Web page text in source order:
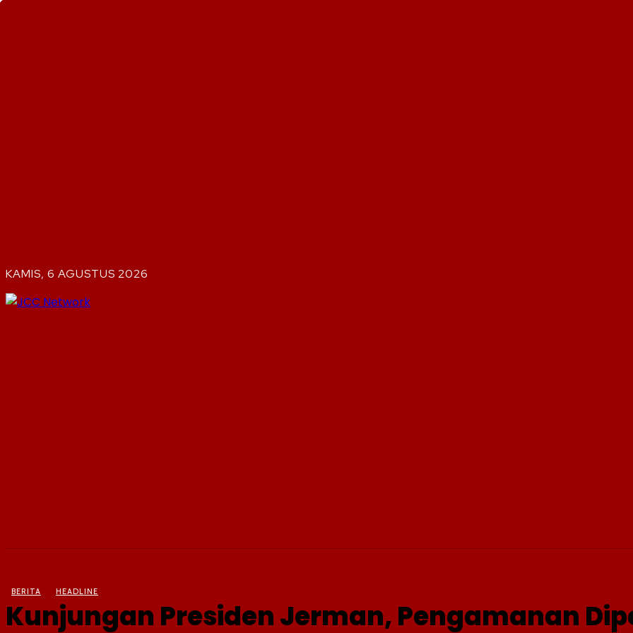
KAMIS, 6 AGUSTUS 2026
BERITA HEADLINE
Kunjungan Presiden Jerman, Pengamanan